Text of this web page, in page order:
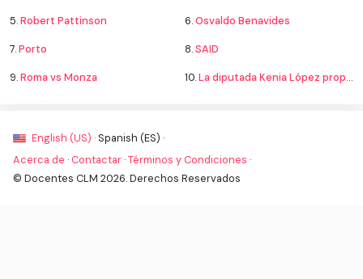
5.Robert Pattinson 6.Osvaldo Benavides
7.Porto 8.SAID
9.Roma vs Monza 10.La diputada Kenia López propone cambiar el nombre del país a México
English (US) · Spanish (ES) ·
Acerca de · Contactar ·Términos y Condiciones ·
© Docentes CLM 2026. Derechos Reservados